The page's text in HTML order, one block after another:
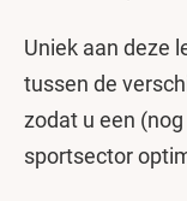
Uniek aan deze
tussen de
zodat u een
sportsector